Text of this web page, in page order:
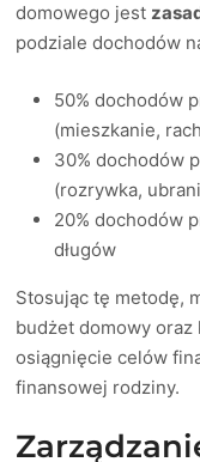
domowego jest
podziale dochodów
50% dochodów
(mieszkanie,
30% dochodów
(rozrywka,
20% dochodów
długów
Stosując tę metodę,
budżet domowy
osiągnięcie celów
finansowej rodziny.